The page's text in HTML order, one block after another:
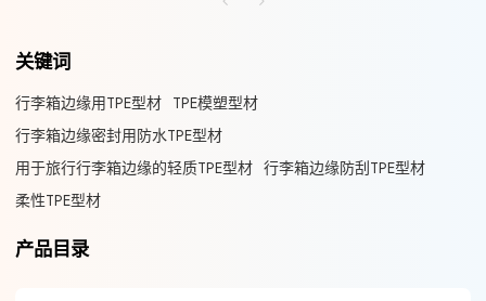
关键词
行李箱边缘用TPE型材 TPE模塑型材
行李箱边缘密封用防水TPE型材
用于旅行行李箱边缘的轻质TPE型材 行李箱边缘防刮TPE型材
柔性TPE型材
产品目录